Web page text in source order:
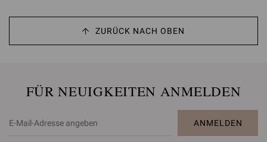
ZURÜCK NACH OBEN
FÜR NEUIGKEITEN ANMELDEN
ANMELDEN